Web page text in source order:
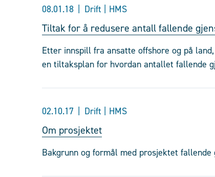
08.01.18 Drift | HMS
Tiltak for å redusere antall fallende
Etter innspill fra ansatte offshore og på
en tiltaksplan for hvordan antallet fallende
02.10.17 Drift | HMS
Om prosjektet
Bakgrunn og formål med prosjektet fallende